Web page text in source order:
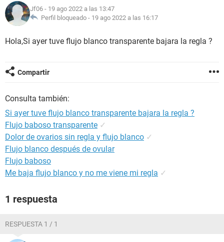
NUTRICIÓN
Jf06 - 19 ago 2022 a las 13:47
Perfil bloqueado - 19 ago 2022 a las 16:17
Hola,Si ayer tuve flujo blanco transparente bajara la regla ?
Compartir
Consulta también:
Si ayer tuve flujo blanco transparente bajara la regla ?
Flujo baboso transparente ✓
Dolor de ovarios sin regla y flujo blanco ✓
Flujo blanco después de ovular
Flujo baboso
Me baja flujo blanco y no me viene mi regla ✓
1 respuesta
RESPUESTA 1 / 1